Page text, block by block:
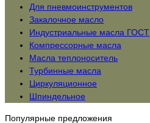
Для пневмоинструментов
Закалочное масло
Индустриальные масла ГОСТ
Компрессорные масла
Масла теплоноситель
Турбинные масла
Циркуляционное
Шпиндельное
Популярные предложения